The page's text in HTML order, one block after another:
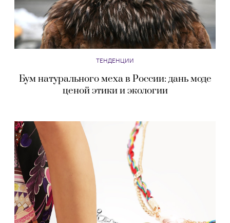
ТЕНДЕНЦИИ
Бум натурального меха в России: дань моде
ценой этики и экологии